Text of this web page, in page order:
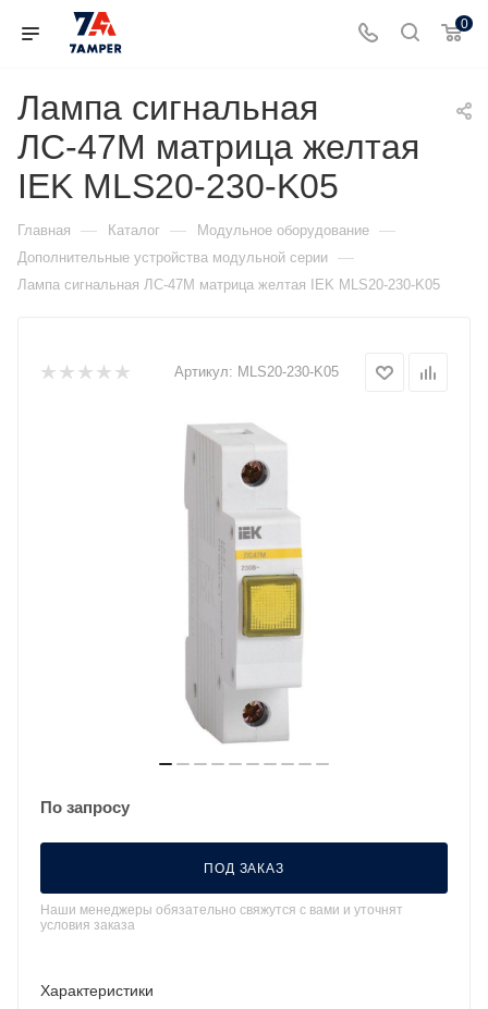
0
Лампа сигнальная
ЛС-47М матрица желтая
IEK MLS20-230-K05
Главная — Каталог — Модульное оборудование —
Дополнительные устройства модульной серии —
Лампа сигнальная ЛС-47М матрица желтая IEK MLS20-230-K05
Артикул: MLS20-230-K05
По запросу
ПОД ЗАКАЗ
Наши менеджеры обязательно свяжутся с вами и уточнят
условия заказа
Характеристики